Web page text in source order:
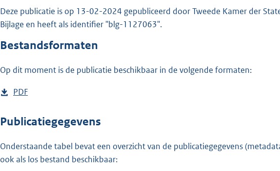
r
M
Deze publicatie is op 13-02-2024 gepubliceerd door Tweede Kamer der
Bijlage en heeft als identifier "blg-1127063".
Bestandsformaten
Op dit moment is de publicatie beschikbaar in de volgende formaten:
D
w
l
o
PDF
s
a
n
Publicatiegegevens
Onderstaande tabel bevat een overzicht van de publicatiegegevens
ook als los bestand beschikbaar: